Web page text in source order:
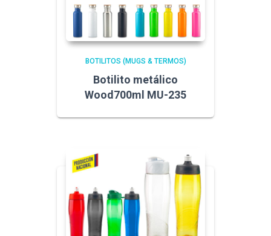
BOTILITOS (MUGS & TERMOS)
Botilito metálico
Wood700ml MU-235